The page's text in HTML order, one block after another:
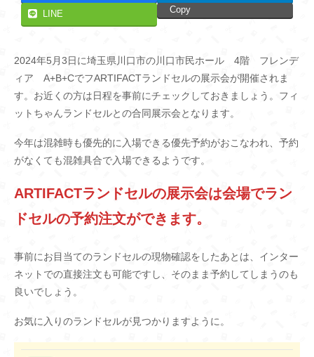
LINE Copy
2024年5月3日に埼玉県川口市の川口市民ホール 4階 フレンデ
ィア A+B+CでフARTIFACTランドセルの展示会が開催されま
す。お近くの方は日程を事前にチェックしておきましょう。フィ
ットちゃんランドセルとの合同展示会となります。
今年は混雑時も優先的に入場できる優先予約がおこなわれ、予約
がなくても混雑具合で入場できるようです。
ARTIFACTランドセルの展示会は会場でラン
ドセルの予約注文ができます。
事前にお目当てのランドセルの現物確認をしたあとは、インター
ネットでの直接注文も可能ですし、そのまま予約してしまうのも
良いでしょう。
お気に入りのランドセルが見つかりますように。